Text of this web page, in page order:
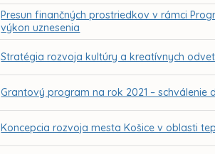
Presun finančných prostriedkov v rámci
výkon uznesenia
Stratégia rozvoja kultúry a kreatívnych
Grantový program na rok 2021 –
Koncepcia rozvoja mesta Košice v oblasti